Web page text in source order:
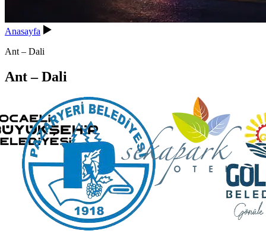
Anasayfa
Ant – Dali
Ant – Dali